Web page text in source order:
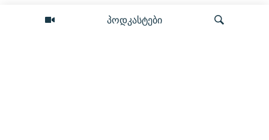
პოდკასტები
ᲞᲝᲚᲘᲢᲘᲙᲐ